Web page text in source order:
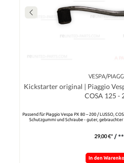
VESPA/
Kickstarter original | Piaggio
COSA 125 -
Passend für Piaggio Vespa PX 80 – 200 / LUSSO,
Schutzgummi und Schraube - guter,
29,00 €* / **
In den